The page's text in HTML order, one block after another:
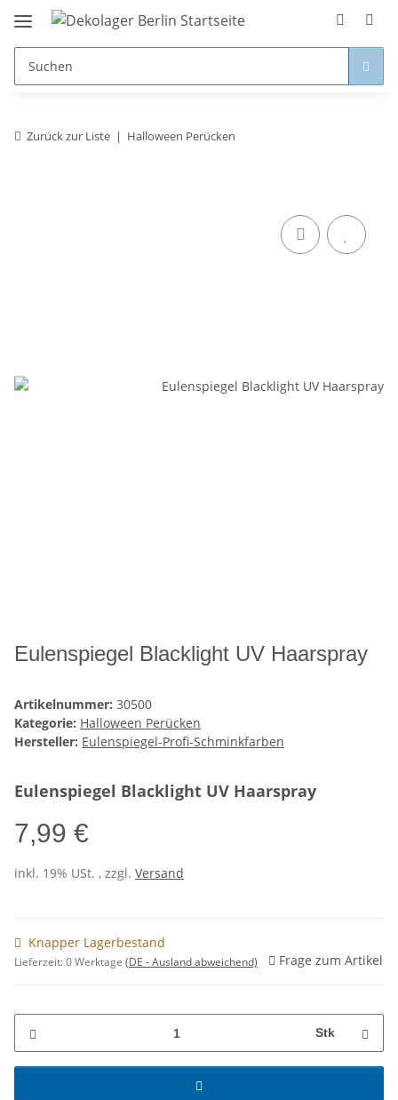
Zurück zur Liste Halloween Perücken
Eulenspiegel Blacklight UV Haarspray
Artikelnummer: 30500
Kategorie: Halloween Perücken
Hersteller: Eulenspiegel-Profi-Schminkfarben
Eulenspiegel Blacklight UV Haarspray
7,99 €
inkl. 19% USt. , zzgl. Versand
Knapper Lagerbestand
Lieferzeit:0 Werktage (DE - Ausland abweichend) Frage zum Artikel
Stk